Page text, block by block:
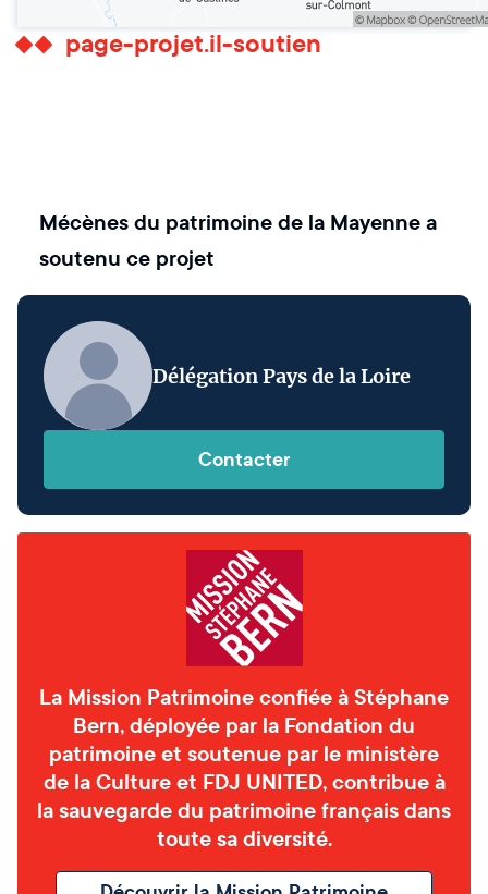
page-projet.il-soutien
Mécènes du patrimoine de la Mayennea
soutenu ce projet
Délégation Pays de la Loire
Contacter
La Mission Patrimoine confiée à Stéphane
Bern, déployée par la Fondation du
patrimoine et soutenue par le ministère
de la Culture et FDJ UNITED, contribue à
la sauvegarde du patrimoine français dans
toute sa diversité.